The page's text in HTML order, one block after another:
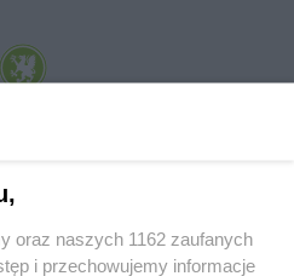
Internetowy Serwis Informacyjny Miasta
oraz naszych 1162 zaufanych
i przechowujemy informacje